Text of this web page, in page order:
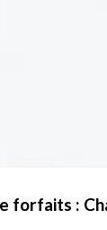
forfaits :